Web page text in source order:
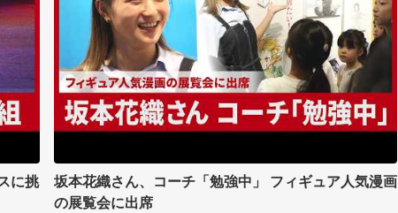
に挑
坂本花織さん、コーチ「勉強中」 フィギュア人気漫画
の展覧会に出席